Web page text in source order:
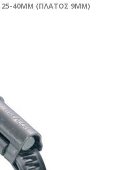
25-40MM (ΠΛΑΤΟΣ 9MM)